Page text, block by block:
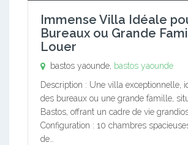
Immense Villa Idéale
Bureaux ou Grande
Louer
bastos yaounde, bastos yaounde
Description : Une villa exceptionnelle,
des bureaux ou une grande famille,
Bastos, offrant un cadre de vie
Configuration : 10 chambres
de…